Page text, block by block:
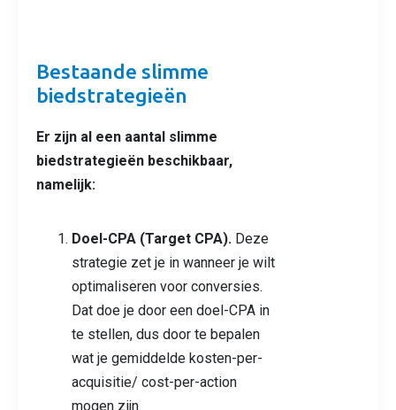
Bestaande slimme
biedstrategieën
Er zijn al een aantal slimme
biedstrategieën beschikbaar,
namelijk:
Doel-CPA (Target CPA). Deze
strategie zet je in wanneer je wilt
optimaliseren voor conversies.
Dat doe je door een doel-CPA in
te stellen, dus door te bepalen
wat je gemiddelde kosten-per-
acquisitie/ cost-per-action
mogen zijn.